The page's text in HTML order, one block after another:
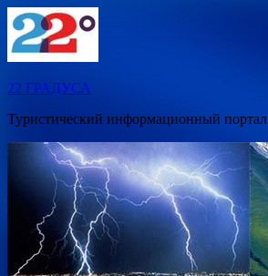
Перейти
к
содержимому
22 ГРАДУСА
Туристический информационный